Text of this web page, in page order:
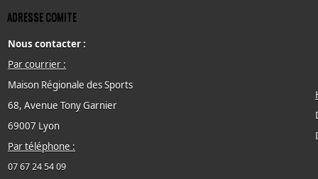
ADRESSE COMITE
Nous contacter :
Par courrier :
Maison Régionale des Sports
68, Avenue Tony Garnier
69007 Lyon
Par téléphone :
07 67 24 54 09